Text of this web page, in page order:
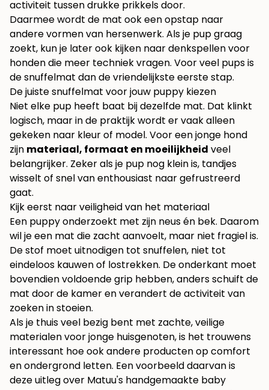
activiteit tussen drukke prikkels door.
Daarmee wordt de mat ook een opstap naar
andere vormen van hersenwerk. Als je pup graag
zoekt, kun je later ook kijken naardenkspellen voor
hondendie meer techniek vragen. Voor veel pups is
de snuffelmat dan de vriendelijkste eerste stap.
De juiste snuffelmat voor jouw puppy kiezen
Niet elke pup heeft baat bij dezelfde mat. Dat klinkt
logisch, maar in de praktijk wordt er vaak alleen
gekeken naar kleur of model. Voor een jonge hond
zijn materiaal, formaat en moeilijkheid veel
belangrijker. Zeker als je pup nog klein is, tandjes
wisselt of snel van enthousiast naar gefrustreerd
gaat.
Kijk eerst naar veiligheid van het materiaal
Een puppy onderzoekt met zijn neus én bek. Daarom
wil je een mat die zacht aanvoelt, maar niet fragiel is.
De stof moet uitnodigen tot snuffelen, niet tot
eindeloos kauwen of lostrekken. De onderkant moet
bovendien voldoende grip hebben, anders schuift de
mat door de kamer en verandert de activiteit van
zoeken in stoeien.
Als je thuis veel bezig bent met zachte, veilige
materialen voor jonge huisgenoten, is het trouwens
interessant hoe ook andere producten op comfort
en ondergrond letten. Een voorbeeld daarvan is
deze uitleg over Matuu's handgemaakte baby